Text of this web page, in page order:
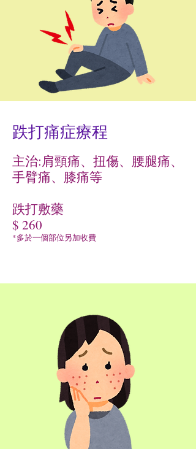
跌打痛症療程
主治:肩頸痛、扭傷、腰腿痛、
手臂痛、膝痛等
跌打敷藥
$ 260
*多於一個部位另加收費